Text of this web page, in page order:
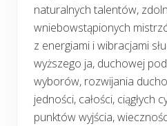
naturalnych talentów,
wniebowstąpionych
z energiami i wibracjami
wyższego ja, duchowej
wyborów, rozwijania
jedności, całości, ciągłych
punktów wyjścia,